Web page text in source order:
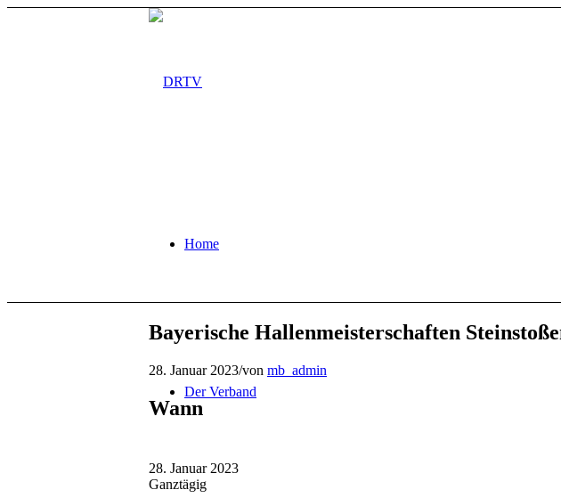
Home
Der Verband
Bayerische Hallenmeisterschaften
28. Januar 2023/von mb_admin
Wann
28. Januar 2023
Ganztägig